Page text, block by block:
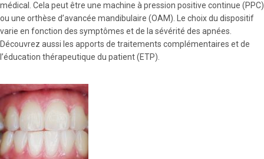
médical. Cela peut être une machine à pression positive continue (PPC)
ou une orthèse d’avancée mandibulaire (OAM). Le choix du dispositif
varie en fonction des symptômes et de la sévérité des apnées.
Découvrez aussi les apports de traitements complémentaires et de
l’éducation thérapeutique du patient (ETP).